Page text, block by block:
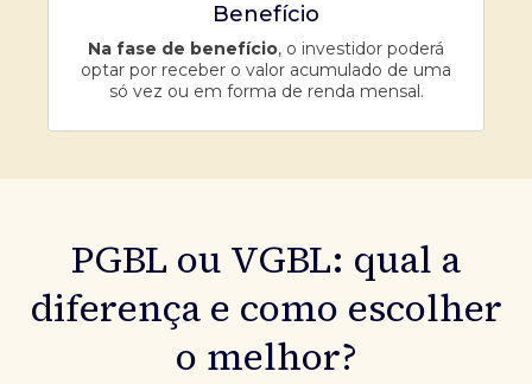
Benefício
Na fase de benefício, o investidor poderá
optar por receber o valor acumulado de uma
só vez ou em forma de renda mensal.
PGBL ou VGBL: qual a
diferença e como escolher
o melhor?